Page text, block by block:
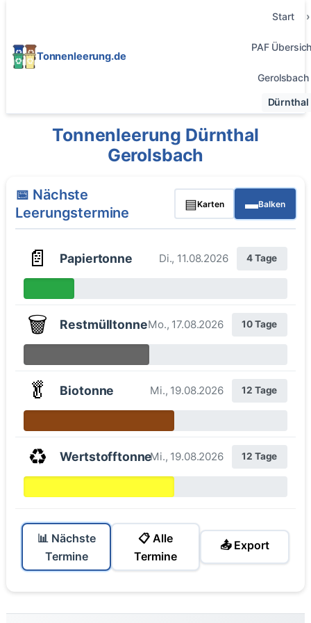
Tonnenleerung.de
Start
PAF
Gerolsbach
Dürnthal
Tonnenleerung Dürnthal
Gerolsbach
📅 Nächste
Leerungstermine
▤Karten ▬Balken
📄 Papiertonne Di., 11.08.2026 4 Tage
🗑️ RestmülltonneMo., 17.08.2026 10 Tage
🥬 Biotonne Mi., 19.08.2026 12 Tage
♻️ WertstofftonneMi., 19.08.2026 12 Tage
📊 Nächste
Termine
📋 Alle
Termine
📤 Export